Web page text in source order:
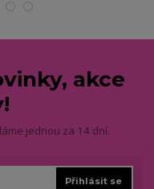
akce
jednou za 14 dní.
Přihlásit se